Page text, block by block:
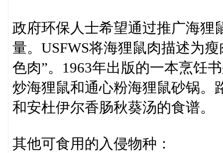
政府环保人士希望通过推广海狸
量。USFWS将海狸鼠肉描述为
色肉”。1963年出版的一本烹饪
炒海狸鼠和通心粉海狸鼠砂锅。
和安杜伊尔香肠秋葵汤的食谱。
其他可食用的入侵物种：